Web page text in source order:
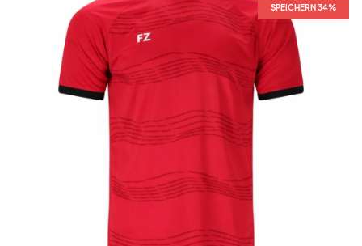
SPEICHERN 34%
SPEICHERN 34%